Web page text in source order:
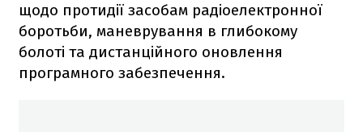
щодо протидії засобам радіоелектронної
боротьби, маневрування в глибокому
болоті та дистанційного оновлення
програмного забезпечення.